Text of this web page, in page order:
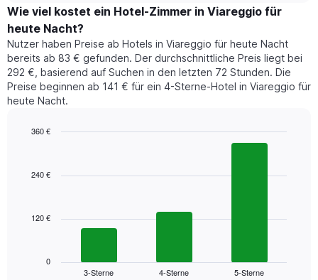
hat
1
Y-
Achse,
die
den
durchschnittlichen
Zimmerpreis
den
durchschnittlichen
Preis
eines
Zimmers
für
den
jeweiligen
Das
die
Wie viel kostet ein Hotel-Zimmer in Viareggio für
heute Nacht?
Nutzer haben Preise ab Hotels in Viareggio für heute Nacht
bereits ab 83 € gefunden. Der durchschnittliche Preis liegt bei
292 €, basierend auf Suchen in den letzten 72 Stunden. Die
Preise beginnen ab 141 € für ein 4-Sterne-Hotel in Viareggio für
heute Nacht.
with
Das
zeigt
3-Sterne 4-Sterne 5-Sterne
0
120 €
240 €
360 €